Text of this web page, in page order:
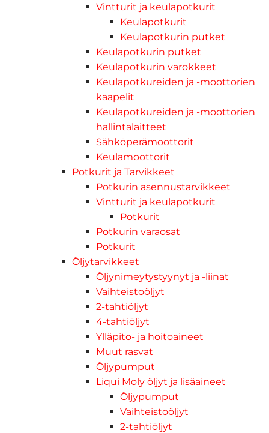
Vintturit ja keulapotkurit
Keulapotkurit
Keulapotkurin putket
Keulapotkurin putket
Keulapotkurin varokkeet
Keulapotkureiden ja -moottorien
kaapelit
Keulapotkureiden ja -moottorien
hallintalaitteet
Sähköperämoottorit
Keulamoottorit
Potkurit ja Tarvikkeet
Potkurin asennustarvikkeet
Vintturit ja keulapotkurit
Potkurit
Potkurin varaosat
Potkurit
Öljytarvikkeet
Öljynimeytystyynyt ja -liinat
Vaihteistoöljyt
2-tahtiöljyt
4-tahtiöljyt
Ylläpito- ja hoitoaineet
Muut rasvat
Öljypumput
Liqui Moly öljyt ja lisäaineet
Öljypumput
Vaihteistoöljyt
2-tahtiöljyt